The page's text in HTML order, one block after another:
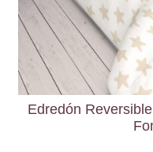
Edredón